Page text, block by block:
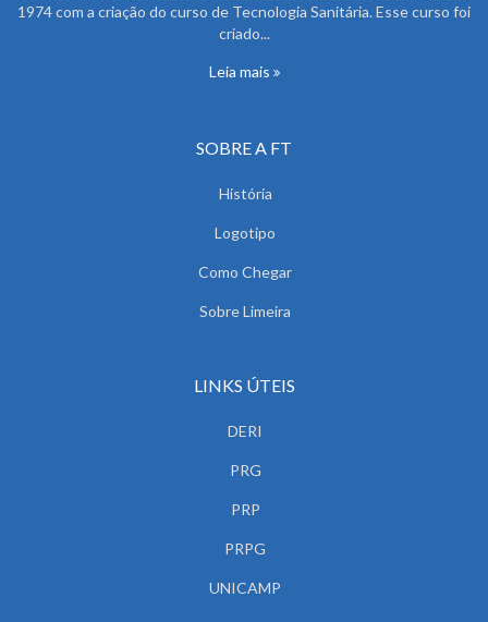
1974 com a criação do curso de Tecnologia Sanitária. Esse curso foi
criado...
Leia mais
SOBRE A FT
História
Logotipo
Como Chegar
Sobre Limeira
LINKS ÚTEIS
DERI
PRG
PRP
PRPG
UNICAMP